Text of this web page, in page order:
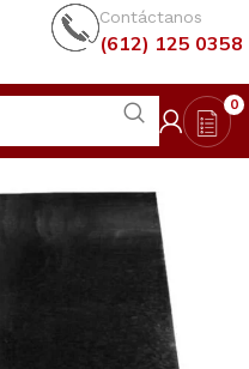
Contáctanos
(612) 125 0358
0